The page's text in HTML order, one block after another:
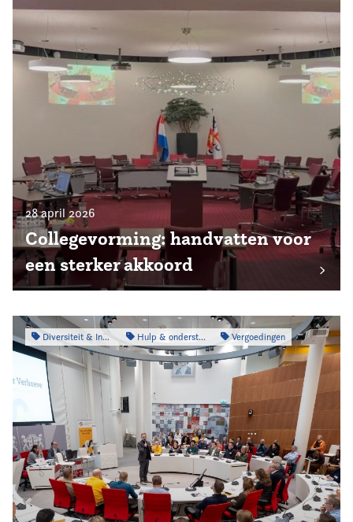
28 april 2026
Collegevorming: handvatten voor
een sterker akkoord
Diversiteit & Inclusiviteit Hulp & ondersteuning Vergoedingen